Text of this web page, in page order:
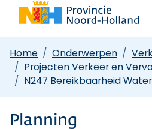
Home Onderwerpen
Projecten Verkeer en
N247 Bereikbaarheid
Planning